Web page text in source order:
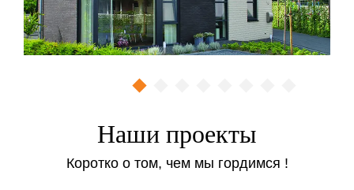
выбора профиля, стеклопакета и других
комплектующих зависит спектр последующих работ
и общие их результаты.
Так, к примеру, если устанавливается оконный блок
имеющееся пространство в теплое и жилое будет
проблематично даже выполняя различные виды
Наши проекты
Коротко о том, чем мы гордимся !